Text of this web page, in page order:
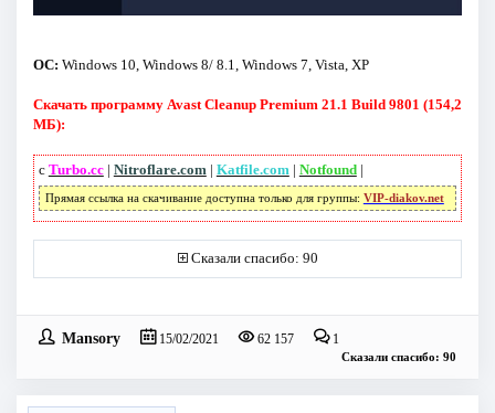
ОС: Windows 10, Windows 8/ 8.1, Windows 7, Vista, XP
Скачать программу Avast Cleanup Premium 21.1 Build 9801 (154,2
МБ):
с Turbo.cc| Nitroflare.com | Katfile.com | Notfound|
Прямая ссылка на скачивание доступна только для группы: VIP-diakov.net
Сказали спасибо: 90
Mansory 15/02/2021 62 157 1
Сказали спасибо: 90